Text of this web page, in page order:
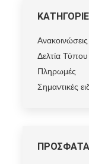
Ανακοινώσεις
Δελτία Τύπου
Πληρωμές
Σημαντικές